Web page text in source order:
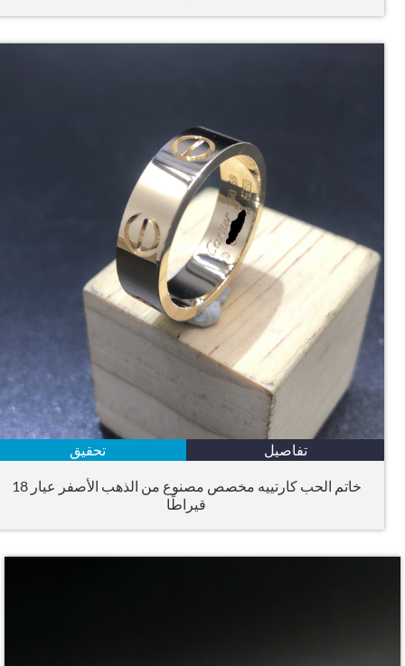
تفاصيل تحقيق
خاتم الحب كارتييه مخصص مصنوع من الذهب الأصفر عيار 18
قيراطًا